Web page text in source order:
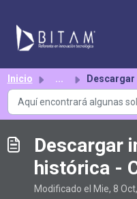
Inicio ... Descargar información
Descargar
histórica -
Modificado el Mie, 8